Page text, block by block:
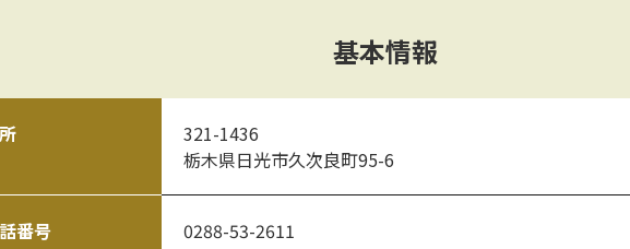
基本情報
321-1436
栃木県日光市久次良町95-6
番号 0288-53-2611